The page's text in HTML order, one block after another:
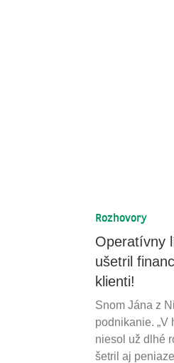
Rozhovory
Operatívny
ušetril
klienti!
Snom Jána z
podnikanie. „V
niesol už dlhé
šetril aj